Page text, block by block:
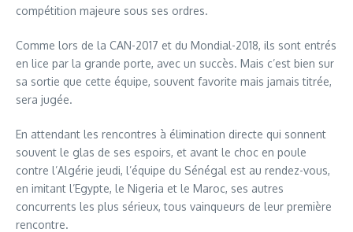
compétition majeure sous ses ordres.
Comme lors de la CAN-2017 et du Mondial-2018, ils sont entrés
en lice par la grande porte, avec un succès. Mais c’est bien sur
sa sortie que cette équipe, souvent favorite mais jamais titrée,
sera jugée.
En attendant les rencontres à élimination directe qui sonnent
souvent le glas de ses espoirs, et avant le choc en poule
contre l’Algérie jeudi, l’équipe du Sénégal est au rendez-vous,
en imitant l’Egypte, le Nigeria et le Maroc, ses autres
concurrents les plus sérieux, tous vainqueurs de leur première
rencontre.